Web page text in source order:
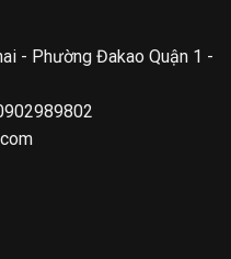
- Phường Đakao Quận 1 -